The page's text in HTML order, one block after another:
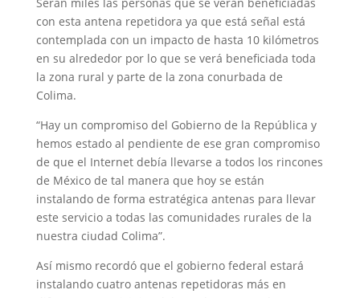
con esta antena repetidora ya que está señal está
contemplada con un impacto de hasta 10 kilómetros
en su alrededor por lo que se verá beneficiada toda
la zona rural y parte de la zona conurbada de
Colima.
“Hay un compromiso del Gobierno de la República y
hemos estado al pendiente de ese gran compromiso
de que el Internet debía llevarse a todos los rincones
de México de tal manera que hoy se están
instalando de forma estratégica antenas para llevar
este servicio a todas las comunidades rurales de la
nuestra ciudad Colima”.
Así mismo recordó que el gobierno federal estará
instalando cuatro antenas repetidoras más en